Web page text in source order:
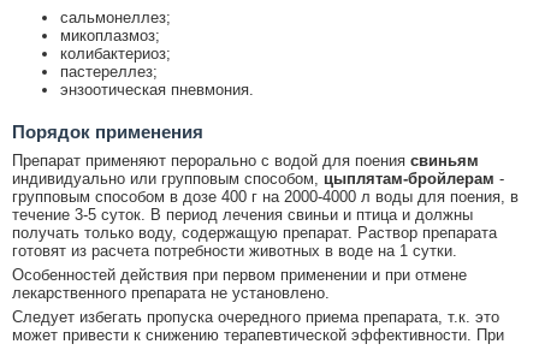
сальмонеллез;
микоплазмоз;
колибактериоз;
пастереллез;
энзоотическая пневмония.
Порядок применения
Препарат применяют перорально с водой для поения свиньям
индивидуально или групповым способом, цыплятам-бройлерам -
групповым способом в дозе 400 г на 2000-4000 л воды для поения, в
течение 3-5 суток. В период лечения свиньи и птица и должны
получать только воду, содержащую препарат. Раствор препарата
готовят из расчета потребности животных в воде на 1 сутки.
Особенностей действия при первом применении и при отмене
лекарственного препарата не установлено.
Следует избегать пропуска очередного приема препарата, т.к. это
может привести к снижению терапевтической эффективности. При